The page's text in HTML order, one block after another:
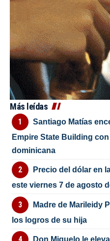
Más leídas
Santiago Matías
Empire State Building
dominicana
Precio del dólar en
este viernes 7 de agosto
Madre de Marileidy
los logros de su hija
Don Miguelo le